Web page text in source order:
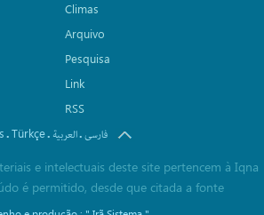
Climas
Arquivo
Pesquisa
Link
RSS
.Türkçe. العربیة.فارسی
e intelectuais deste site pertencem à Iqna
é permitido, desde que citada a fonte